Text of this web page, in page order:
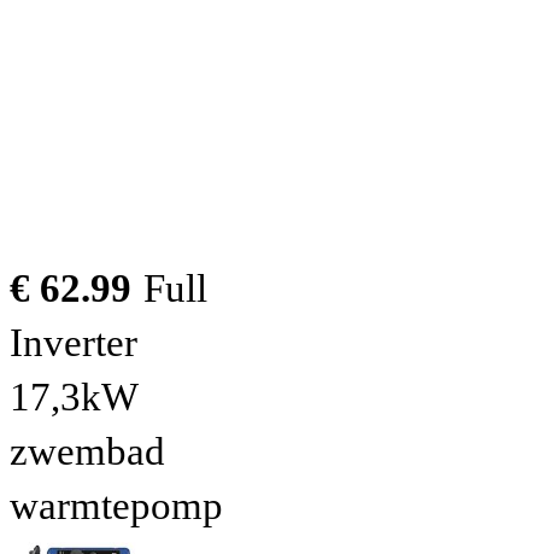
€ 62.99 Full
Inverter
17,3kW
zwembad
warmtepomp